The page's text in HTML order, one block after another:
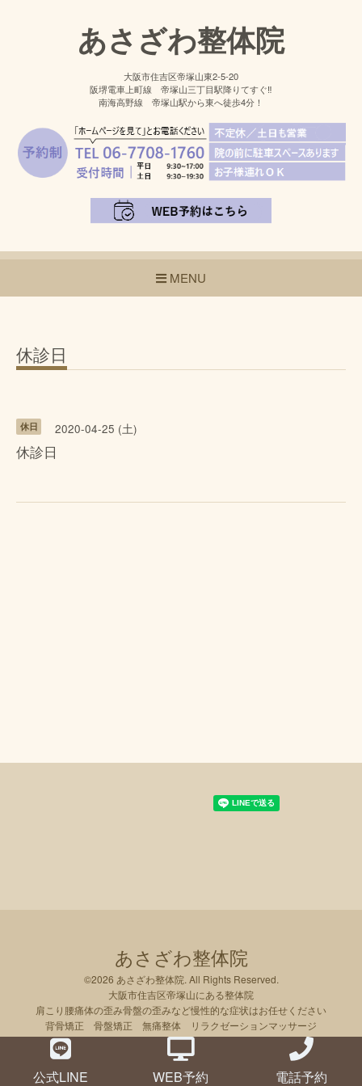
あさざわ整体院
大阪市住吉区帝塚山東2-5-20
阪堺電車上町線 帝塚山三丁目駅降りてすぐ‼
南海高野線 帝塚山駅から東へ徒歩4分！
MENU
休診日
休日 2020-04-25 (土)
休診日
あさざわ整体院
©2026 あさざわ整体院. All Rights Reserved.
大阪市住吉区帝塚山にある整体院
肩こり腰痛体の歪み骨盤の歪みなど慢性的な症状はお任せください
背骨矯正 骨盤矯正 無痛整体 リラクゼーションマッサージ
公式LINE WEB予約 電話予約